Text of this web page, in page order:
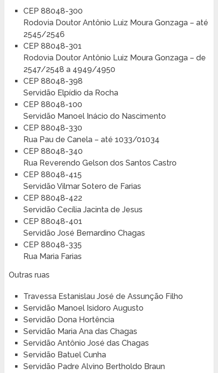
CEP 88048-300
Rodovia Doutor Antônio Luiz Moura Gonzaga – até
2545/2546
CEP 88048-301
Rodovia Doutor Antônio Luiz Moura Gonzaga – de
2547/2548 a 4949/4950
CEP 88048-398
Servidão Elpídio da Rocha
CEP 88048-100
Servidão Manoel Inácio do Nascimento
CEP 88048-330
Rua Pau de Canela – até 1033/01034
CEP 88048-340
Rua Reverendo Gelson dos Santos Castro
CEP 88048-415
Servidão Vilmar Sotero de Farias
CEP 88048-422
Servidão Cecília Jacinta de Jesus
CEP 88048-401
Servidão José Bernardino Chagas
CEP 88048-335
Rua Maria Farias
Outras ruas
Travessa Estanislau José de Assunção Filho
Servidão Manoel Isidoro Augusto
Servidão Dona Hortência
Servidão Maria Ana das Chagas
Servidão Antônio José das Chagas
Servidão Batuel Cunha
Servidão Padre Alvino Bertholdo Braun